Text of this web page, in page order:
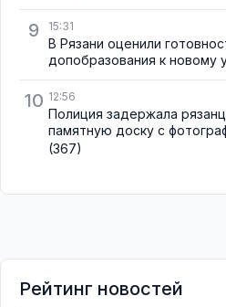
9 15:31
В Рязани оценили
допобразования к новому
10 12:56
Полиция задержала
памятную доску с
(367)
Рейтинг новостей